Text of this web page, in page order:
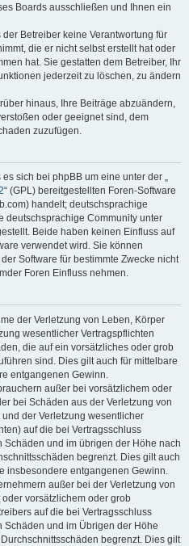
Boards ausschließen und Ihnen ein
Betreiber keine Verantwortung für
die er nicht selbst erstellt hat oder
hat. Sie gestatten dem Betreiber, Ihr
jederzeit zu löschen, zu ändern
hinaus, Ihre Beiträge abzuändern,
oder geeignet sind, dem
zuzufügen.
sich bei phpBB um eine unter der „
“ (GPL) bereitgestellten Foren-Software
handelt; deutschsprachige
deutschsprachige Community unter
Beide haben keinen Einfluss auf
verwendet wird. Sie können
Software für bestimmte Zwecke nicht
Foren Einfluss nehmen.
der Verletzung von Leben, Körper
wesentlicher Vertragspflichten
die auf ein vorsätzliches oder grob
sind. Dies gilt auch für mittelbare
entgangenen Gewinn.
außer bei vorsätzlichem oder
bei Schäden aus der Verletzung von
der Verletzung wesentlicher
auf die bei Vertragsschluss
und im übrigen der Höhe nach
begrenzt. Dies gilt auch
insbesondere entgangenen Gewinn.
außer bei der Verletzung von
vorsätzlichem oder grob
auf die bei Vertragsschluss
und im Übrigen der Höhe
begrenzt. Dies gilt